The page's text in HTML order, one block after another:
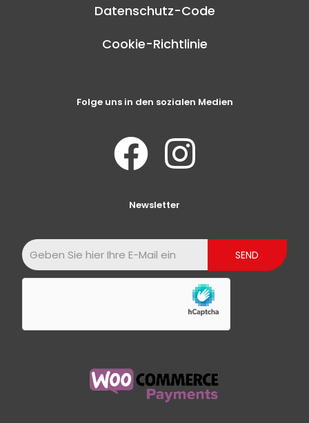
Datenschutz-Code
Cookie-Richtlinie
Folge uns in den sozialen Medien
Newsletter